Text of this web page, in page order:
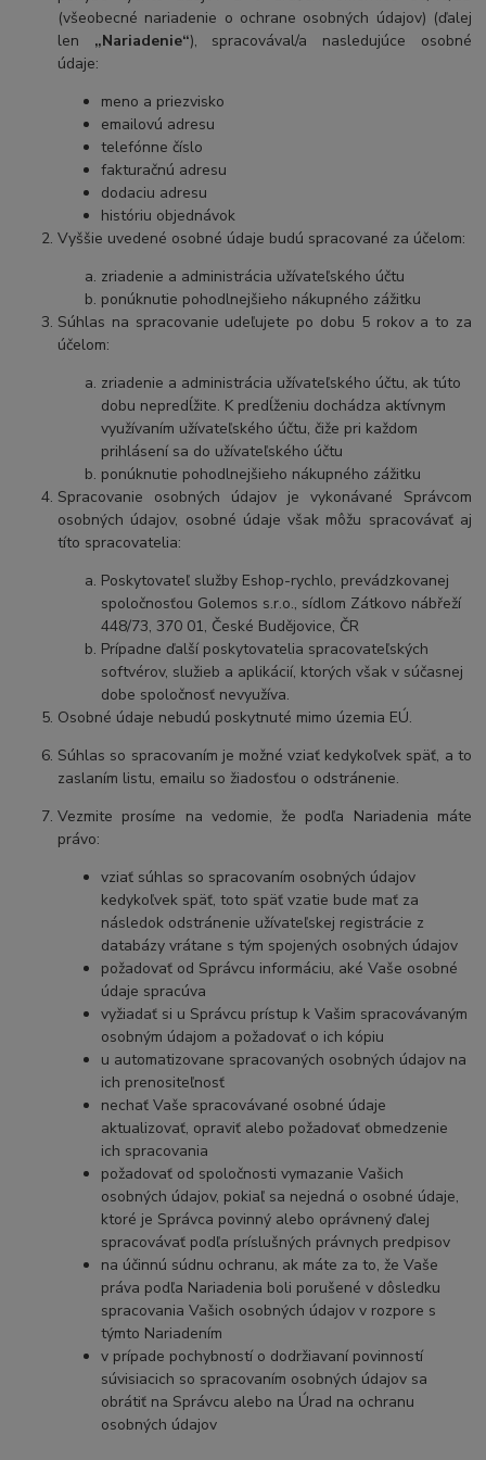
(všeobecné nariadenie o ochrane osobných údajov) (ďalej
len „Nariadenie“), spracovával/a nasledujúce osobné
údaje:
meno a priezvisko
emailovú adresu
telefónne číslo
fakturačnú adresu
dodaciu adresu
históriu objednávok
Vyššie uvedené osobné údaje budú spracované za účelom:
zriadenie a administrácia užívateľského účtu
ponúknutie pohodlnejšieho nákupného zážitku
Súhlas na spracovanie udeľujete po dobu 5 rokov a to za
účelom:
zriadenie a administrácia užívateľského účtu, ak túto
dobu nepredĺžite. K predĺženiu dochádza aktívnym
využívaním užívateľského účtu, čiže pri každom
prihlásení sa do užívateľského účtu
ponúknutie pohodlnejšieho nákupného zážitku
Spracovanie osobných údajov je vykonávané Správcom
osobných údajov, osobné údaje však môžu spracovávať aj
títo spracovatelia:
Poskytovateľ služby Eshop-rychlo, prevádzkovanej
spoločnosťou Golemos s.r.o., sídlom Zátkovo nábřeží
448/73, 370 01, České Budějovice, ČR
Prípadne ďalší poskytovatelia spracovateľských
softvérov, služieb a aplikácií, ktorých však v súčasnej
dobe spoločnosť nevyužíva.
Osobné údaje nebudú poskytnuté mimo územia EÚ.
Súhlas so spracovaním je možné vziať kedykoľvek späť, a to
zaslaním listu, emailu so žiadosťou o odstránenie.
Vezmite prosíme na vedomie, že podľa Nariadenia máte
právo:
vziať súhlas so spracovaním osobných údajov
kedykoľvek späť, toto späť vzatie bude mať za
následok odstránenie užívateľskej registrácie z
databázy vrátane s tým spojených osobných údajov
požadovať od Správcu informáciu, aké Vaše osobné
údaje spracúva
vyžiadať si u Správcu prístup k Vašim spracovávaným
osobným údajom a požadovať o ich kópiu
u automatizovane spracovaných osobných údajov na
ich prenositeľnosť
nechať Vaše spracovávané osobné údaje
aktualizovať, opraviť alebo požadovať obmedzenie
ich spracovania
požadovať od spoločnosti vymazanie Vašich
osobných údajov, pokiaľ sa nejedná o osobné údaje,
ktoré je Správca povinný alebo oprávnený ďalej
spracovávať podľa príslušných právnych predpisov
na účinnú súdnu ochranu, ak máte za to, že Vaše
práva podľa Nariadenia boli porušené v dôsledku
spracovania Vašich osobných údajov v rozpore s
týmto Nariadením
v prípade pochybností o dodržiavaní povinností
súvisiacich so spracovaním osobných údajov sa
obrátiť na Správcu alebo na Úrad na ochranu
osobných údajov